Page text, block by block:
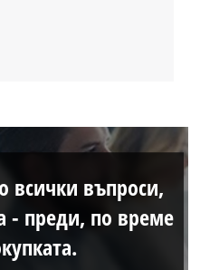
всички въпроси,
- преди, по време